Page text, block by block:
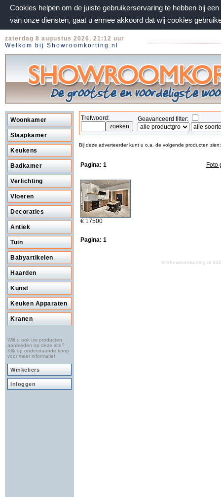
Cookies helpen om de juiste gebruikerservaring te hebben bij
van onze diensten, gaat u ermee akkoord dat wij cookies
zaterdag 8 augustus 2026, 21:12 uur
Welkom bij Showroomkorting.nl
Woonkamer
Slaapkamer
Keukens
Badkamer
Verlichting
Vloeren
Decoraties
Antiek
Tuin
Babyartikelen
Haarden
Kunst
Keuken Apparaten
Kranen
Wilt u ook uw producten
aanbieden op deze site?
Klik op onderstaande knop
voor meer informatie!
Winkeliers
Inloggen
Trefwoord: Geavanceerd filter:
Bij deze adverteerder kunt u o.a. de volgende producten zien:
Pagina: 1 Foto
€ 17500
Pagina: 1
© Showroomkorting.nl